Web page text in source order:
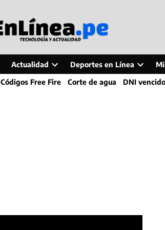
Actualidad
Open
dropdown
Deportes en Línea
Open
dropdown
Códigos Free Fire Corte de agua DNI vencido